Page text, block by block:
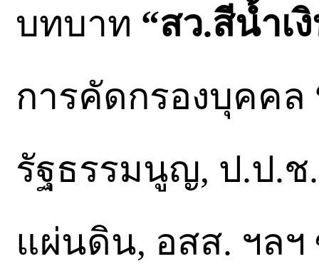
บทบาท “สว.สีนํ้าเ
การคัดกรองบุคคล
รัฐธรรมนูญ, ป.ป.ช
แผ่นดิน, อสส. ฯล